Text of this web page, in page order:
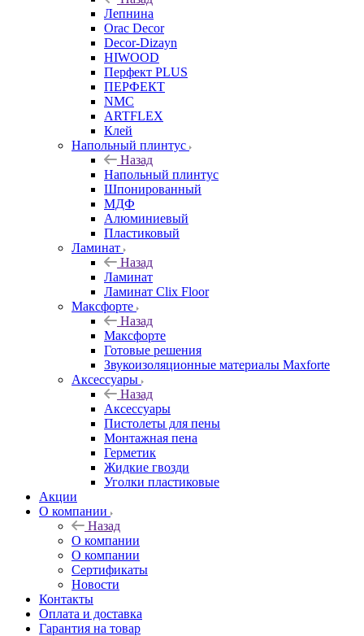
Лепнина
Orac Decor
Decor-Dizayn
HIWOOD
Перфект PLUS
ПЕРФЕКТ
NMC
ARTFLEX
Клей
Напольный плинтус
Назад
Напольный плинтус
Шпонированный
МДФ
Алюминиевый
Пластиковый
Ламинат
Назад
Ламинат
Ламинат Clix Floor
Максфорте
Назад
Максфорте
Готовые решения
Звукоизоляционные материалы Maxforte
Аксессуары
Назад
Аксессуары
Пистолеты для пены
Монтажная пена
Герметик
Жидкие гвозди
Уголки пластиковые
Акции
О компании
Назад
О компании
О компании
Сертификаты
Новости
Контакты
Оплата и доставка
Гарантия на товар